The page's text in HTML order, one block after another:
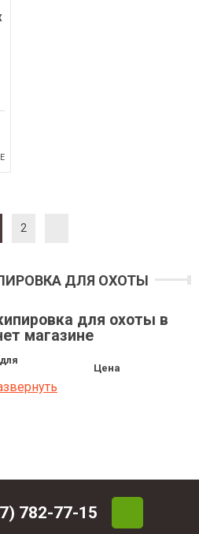
2
ДЛЯ ОХОТЫ
для охоты в
магазине
Цена
2 152.13 грн
648 грн
782-77-15